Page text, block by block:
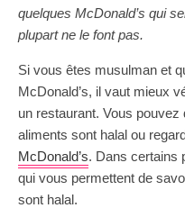
quelques McDonald’s qui
plupart ne le font pas.
Si vous êtes musulman et
McDonald’s, il vaut mieux
un restaurant. Vous
aliments sont halal ou
McDonald’s. Dans certains
qui vous permettent de
sont halal.